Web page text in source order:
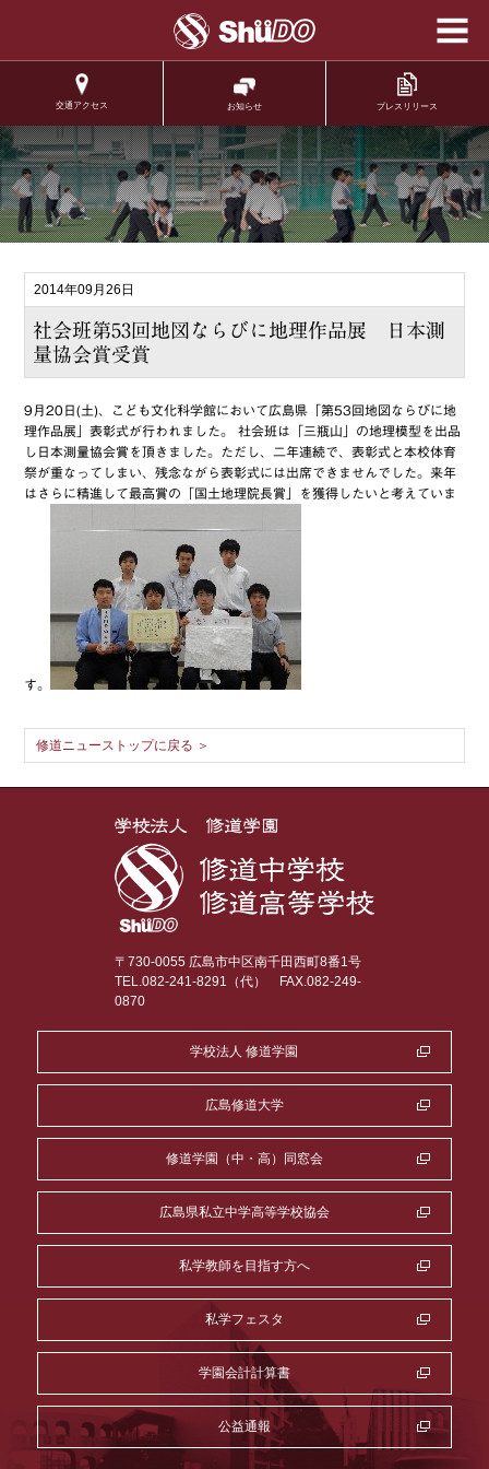
学校法人修道学園 修
交通アクセス お知らせ プレスリリース
.
2014年09月26日
社会班第53回地図ならびに地理作品展 日本測
量協会賞受賞
9月20日(土)、こども文化科学館において広島県「第53回地図ならびに地
理作品展」表彰式が行われました。 社会班は「三瓶山」の地理模型を出品
し日本測量協会賞を頂きました。ただし、二年連続で、表彰式と本校体育
祭が重なってしまい、残念ながら表彰式には出席できませんでした。来年
はさらに精進して最高賞の「国土地理院長賞」を獲得したいと考えていま
す。
修道ニューストップに戻る ＞
〒730-0055 広島市中区南千田西町8番1号
TEL.082-241-8291（代）
FAX.082-249-
0870
学校法人 修道学園
広島修道大学
修道学園（中・高）同窓会
広島県私立中学高等学校協会
私学教師を目指す方へ
私学フェスタ
学園会計計算書
公益通報